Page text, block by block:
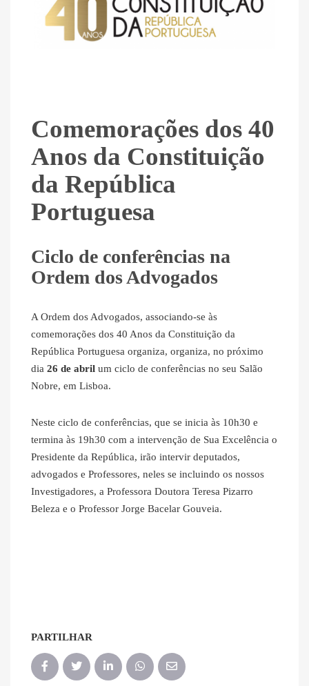
Comemorações dos 40
Anos da Constituição
da República
Portuguesa
Ciclo de conferências na
Ordem dos Advogados
A Ordem dos Advogados, associando-se às
comemorações dos 40 Anos da Constituição da
República Portuguesa organiza, organiza, no próximo
dia 26 de abril um ciclo de conferências no seu Salão
Nobre, em Lisboa.
Neste ciclo de conferências, que se inicia às 10h30 e
termina às 19h30 com a intervenção de Sua Excelência o
Presidente da República, irão intervir deputados,
advogados e Professores, neles se incluindo os nossos
Investigadores, a Professora Doutora Teresa Pizarro
Beleza e o Professor Jorge Bacelar Gouveia.
PARTILHAR